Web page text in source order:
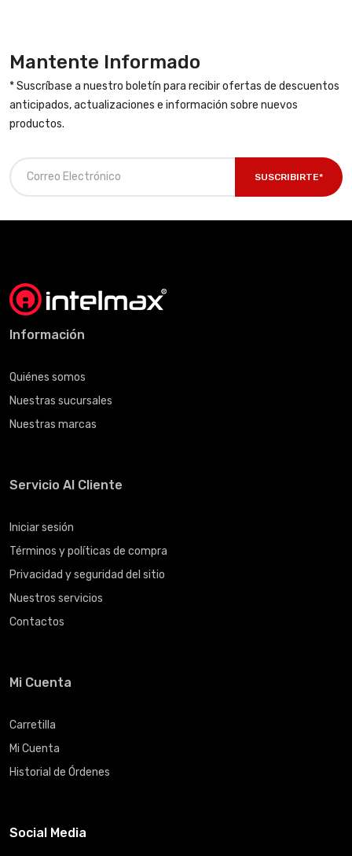
Mantente Informado
* Suscríbase a nuestro boletín para recibir ofertas de descuentos
anticipados, actualizaciones e información sobre nuevos
productos.
SUSCRIBIRTE*
Información
Quiénes somos
Nuestras sucursales
Nuestras marcas
Servicio Al Cliente
Iniciar sesión
Términos y políticas de compra
Privacidad y seguridad del sitio
Nuestros servicios
Contactos
Mi Cuenta
Carretilla
Mi Cuenta
Historial de Órdenes
Social Media